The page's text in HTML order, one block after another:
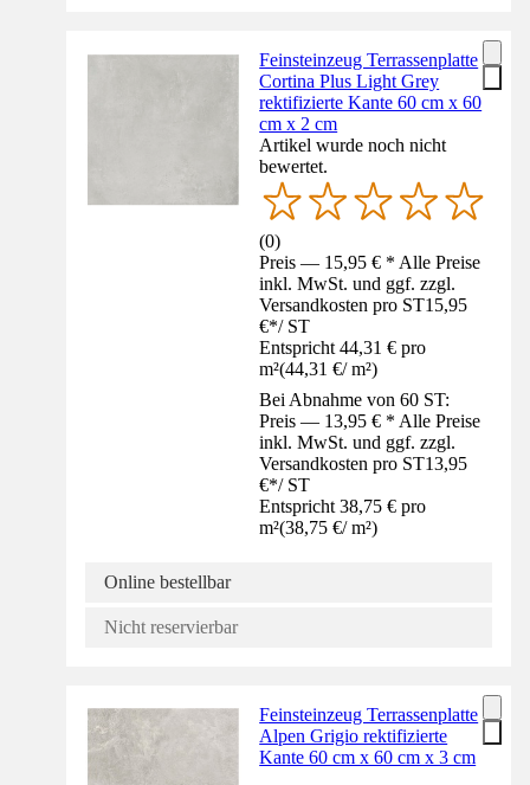
Feinsteinzeug Terrassenplatte
Cortina Plus Light Grey
rektifizierte Kante 60 cm x 60
cm x 2 cm
Artikel wurde noch nicht
bewertet.
(0)
Preis — 15,95 € * Alle Preise
inkl. MwSt. und ggf. zzgl.
Versandkosten pro ST15,95
€*/ ST
Entspricht 44,31 € pro
m²(44,31 €/ m²)
Bei Abnahme von 60 ST:
Preis — 13,95 € * Alle Preise
inkl. MwSt. und ggf. zzgl.
Versandkosten pro ST13,95
€*/ ST
Entspricht 38,75 € pro
m²(38,75 €/ m²)
Online bestellbar
Nicht reservierbar
Feinsteinzeug Terrassenplatte
Alpen Grigio rektifizierte
Kante 60 cm x 60 cm x 3 cm